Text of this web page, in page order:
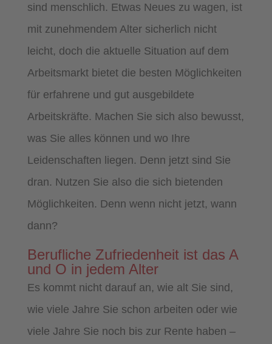
sind menschlich. Etwas Neues zu wagen, ist
mit zunehmendem Alter sicherlich nicht
leicht, doch die aktuelle Situation auf dem
Arbeitsmarkt bietet die besten Möglichkeiten
für erfahrene und gut ausgebildete
Arbeitskräfte. Machen Sie sich also bewusst,
was Sie alles können und wo Ihre
Leidenschaften liegen. Denn jetzt sind Sie
dran. Nutzen Sie also die sich bietenden
Möglichkeiten. Denn wenn nicht jetzt, wann
dann?
Berufliche Zufriedenheit ist das A
und O in jedem Alter
Es kommt nicht darauf an, wie alt Sie sind,
wie viele Jahre Sie schon arbeiten oder wie
viele Jahre Sie noch bis zur Rente haben –